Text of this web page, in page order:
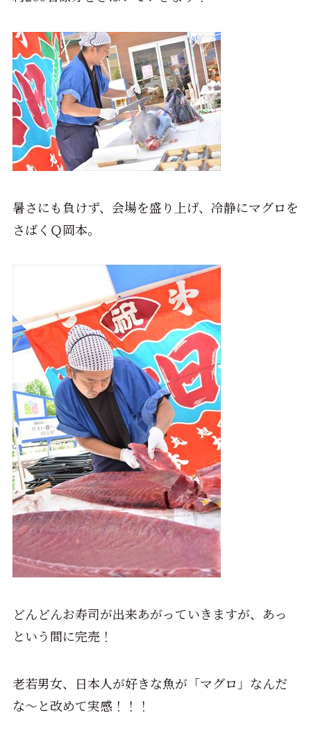
暑さにも負けず、会場を盛り上げ、冷静にマグロを
さばくＱ岡本。
どんどんお寿司が出来あがっていきますが、あっ
という間に完売！
老若男女、日本人が好きな魚が「マグロ」なんだ
な～と改めて実感！！！